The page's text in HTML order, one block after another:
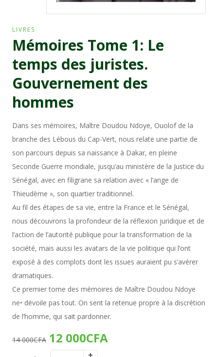
LIVRES
Mémoires Tome 1: Le
temps des juristes.
Gouvernement des
hommes
Dans ses mémoires, Maître Doudou Ndoye, Ouolof de la
branche des Lébous du Cap-Vert, nous relate une partie de
son parcours depuis sa naissance à Dakar, en pleine
Seconde Guerre mondiale, jusqu’au ministère de la Justice du
Sénégal, avec en filigrane sa relation avec « l’ange de
Thieudème », son quartier traditionnel.
Au fil des étapes de sa vie, entre la France et le Sénégal,
nous découvrons la profondeur de la réflexion juridique et de
l’action de l’autorité publique pour la transformation de la
société, mais aussi les avatars de la vie politique qui l’ont
exposé à des complots dont les issues auraient pu s’avérer
dramatiques.
Ce premier tome des mémoires de Maître Doudou Ndoye
ne• dévoile pas tout. On sent la retenue propre à la discrétion
de l’homme, qui sait pardonner.
14 000CFA 12 000CFA